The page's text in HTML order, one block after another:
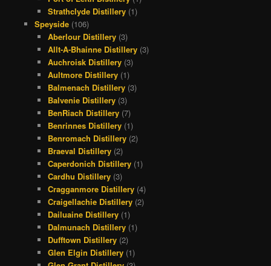
Strathclyde Distillery (1)
Speyside(106)
Aberlour Distillery (3)
Allt-A-Bhainne Distillery (3)
Auchroisk Distillery (3)
Aultmore Distillery (1)
Balmenach Distillery (3)
Balvenie Distillery (3)
BenRiach Distillery (7)
Benrinnes Distillery (1)
Benromach Distillery (2)
Braeval Distillery (2)
Caperdonich Distillery (1)
Cardhu Distillery (3)
Cragganmore Distillery (4)
Craigellachie Distillery (2)
Dailuaine Distillery (1)
Dalmunach Distillery (1)
Dufftown Distillery (2)
Glen Elgin Distillery (1)